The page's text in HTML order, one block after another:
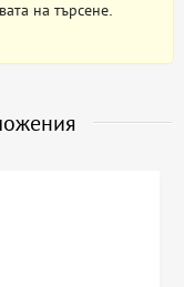
на търсене.